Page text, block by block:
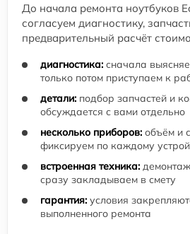
До начала ремонта ноутбуков
согласуем диагностику,
предварительный расчёт
диагностика: сначала
только потом приступаем к
детали: подбор запчастей и
обсуждается с вами отдельно
несколько приборов: объём и
фиксируем по каждому
встроенная техника:
сразу закладываем в смету
гарантия: условия
выполненного ремонта